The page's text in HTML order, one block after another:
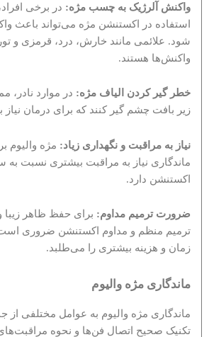
واکنش آلرژیک به چسب مژه: در برخی
استفاده در اکستنشن مژه می‌تواند باعث
شود. علائمی مانند خارش، درد، قرمزی و
واکنش‌ها هستند.
خطر گیر کردن الیاف مژه: در موارد
زیر بافت چشم گیر کنند که برای درمان نیاز
نیاز به مراقبت و نگهداری زیاد: مژه والیوم
ماندگاری نیاز به مراقبت بیشتری نسبت
اکستنشن دارد.
ضرورت ترمیم مداوم: برای حفظ ظاهر زیبا
ترمیم منظم و مداوم اکستنشن ضروری
زمان و هزینه بیشتری را می‌طلبد.
ماندگاری مژه والیوم
ماندگاری مژه والیوم به عوامل مختلفی
تکنیک صحیح اتصال فن‌ها و نحوه